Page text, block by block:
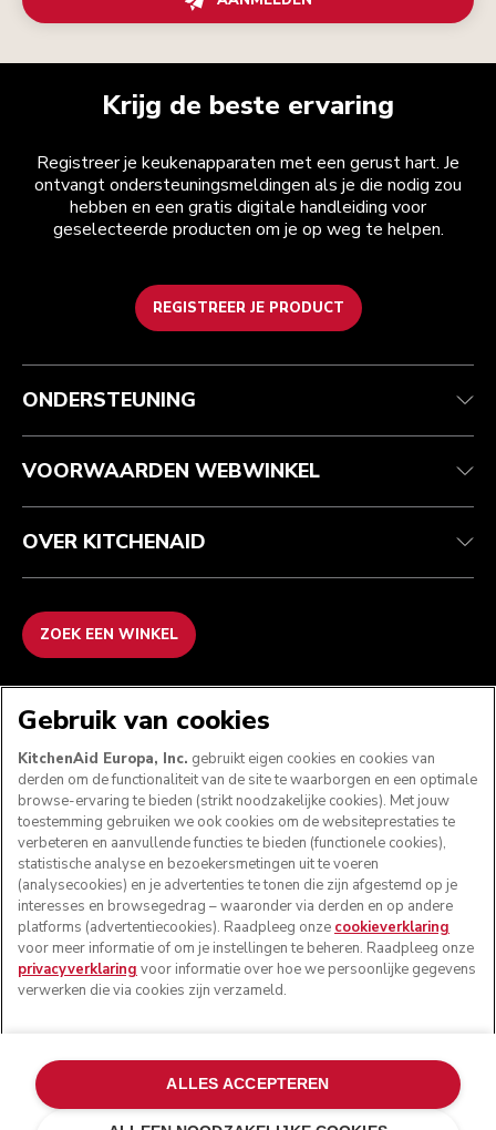
Krijg de beste ervaring
Registreer je keukenapparaten met een gerust hart. Je
ontvangt ondersteuningsmeldingen als je die nodig zou
hebben en een gratis digitale handleiding voor
geselecteerde producten om je op weg te helpen.
REGISTREER JE PRODUCT
Health check
Je bestelling volgen
Recupel
Algemene voorwaarden
Retournering en terugbetaling
ODR
Het merk
Zoek een winkel
ONDERSTEUNING
VOORWAARDEN WEBWINKEL
OVER KITCHENAID
ZOEK EEN WINKEL
VOLG ONS
© KitchenAid 2026 - Alle rechten voorbehouden.
KitchenAid en het design van de keukenrobot zijn
handelsmerken in de Verenigde Staten en andere landen.
Gebruik van cookies
KitchenAid Europa, Inc. gebruikt eigen cookies en cookies van
derden om de functionaliteit van de site te waarborgen en een optimale
browse-ervaring te bieden (strikt noodzakelijke cookies). Met jouw
toestemming gebruiken we ook cookies om de websiteprestaties te
verbeteren en aanvullende functies te bieden (functionele cookies),
statistische analyse en bezoekersmetingen uit te voeren
(analysecookies) en je advertenties te tonen die zijn afgestemd op je
interesses en browsegedrag – waaronder via derden en op andere
platforms (advertentiecookies). Raadpleeg onze cookieverklaring
voor meer informatie of om je instellingen te beheren. Raadpleeg onze
privacyverklaring voor informatie over hoe we persoonlijke gegevens
verwerken die via cookies zijn verzameld.
ALLES ACCEPTEREN